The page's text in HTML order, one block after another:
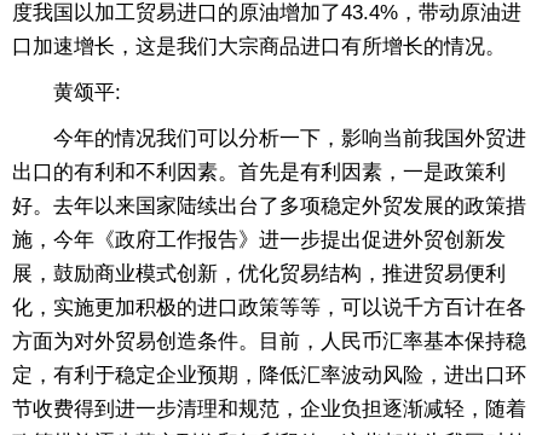
度我国以加工贸易进口的原油增加了43.4%，带动原油进
口加速增长，这是我们大宗商品进口有所增长的情况。
黄颂平:
今年的情况我们可以分析一下，影响当前我国外贸进
出口的有利和不利因素。首先是有利因素，一是政策利
好。去年以来国家陆续出台了多项稳定外贸发展的政策措
施，今年《政府工作报告》进一步提出促进外贸创新发
展，鼓励商业模式创新，优化贸易结构，推进贸易便利
化，实施更加积极的进口政策等等，可以说千方百计在各
方面为对外贸易创造条件。目前，人民币汇率基本保持稳
定，有利于稳定企业预期，降低汇率波动风险，进出口环
节收费得到进一步清理和规范，企业负担逐渐减轻，随着